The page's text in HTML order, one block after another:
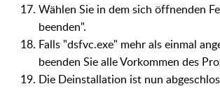
Wählen Sie in dem sich öffnenden
beenden".
Falls "dsfvc.exe" mehr als einmal
beenden Sie alle Vorkommen des
Die Deinstallation ist nun